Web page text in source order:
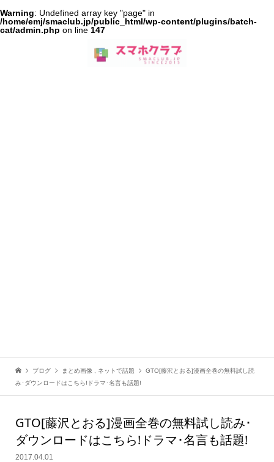
Warning: Undefined array key "page" in
/home/emj/smaclub.jp/public_html/wp-content/plugins/batch-
cat/admin.php on line 147
ブログ まとめ画像 ネットで話題
GTO[藤沢とおる]漫画全巻の無料試し読
み･ダウンロードはこちら!ドラマ･名言も話題!
GTO[藤沢とおる]漫画全巻の無料試し読み･
ダウンロードはこちら!ドラマ･名言も話題!
2017.04.01